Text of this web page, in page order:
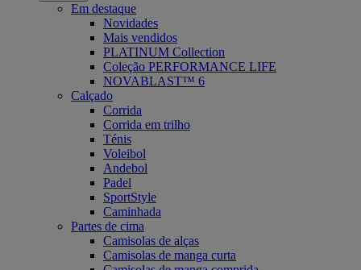
Em destaque
Novidades
Mais vendidos
PLATINUM Collection
Coleção PERFORMANCE LIFE
NOVABLAST™ 6
Calçado
Corrida
Corrida em trilho
Ténis
Voleibol
Andebol
Padel
SportStyle
Caminhada
Partes de cima
Camisolas de alças
Camisolas de manga curta